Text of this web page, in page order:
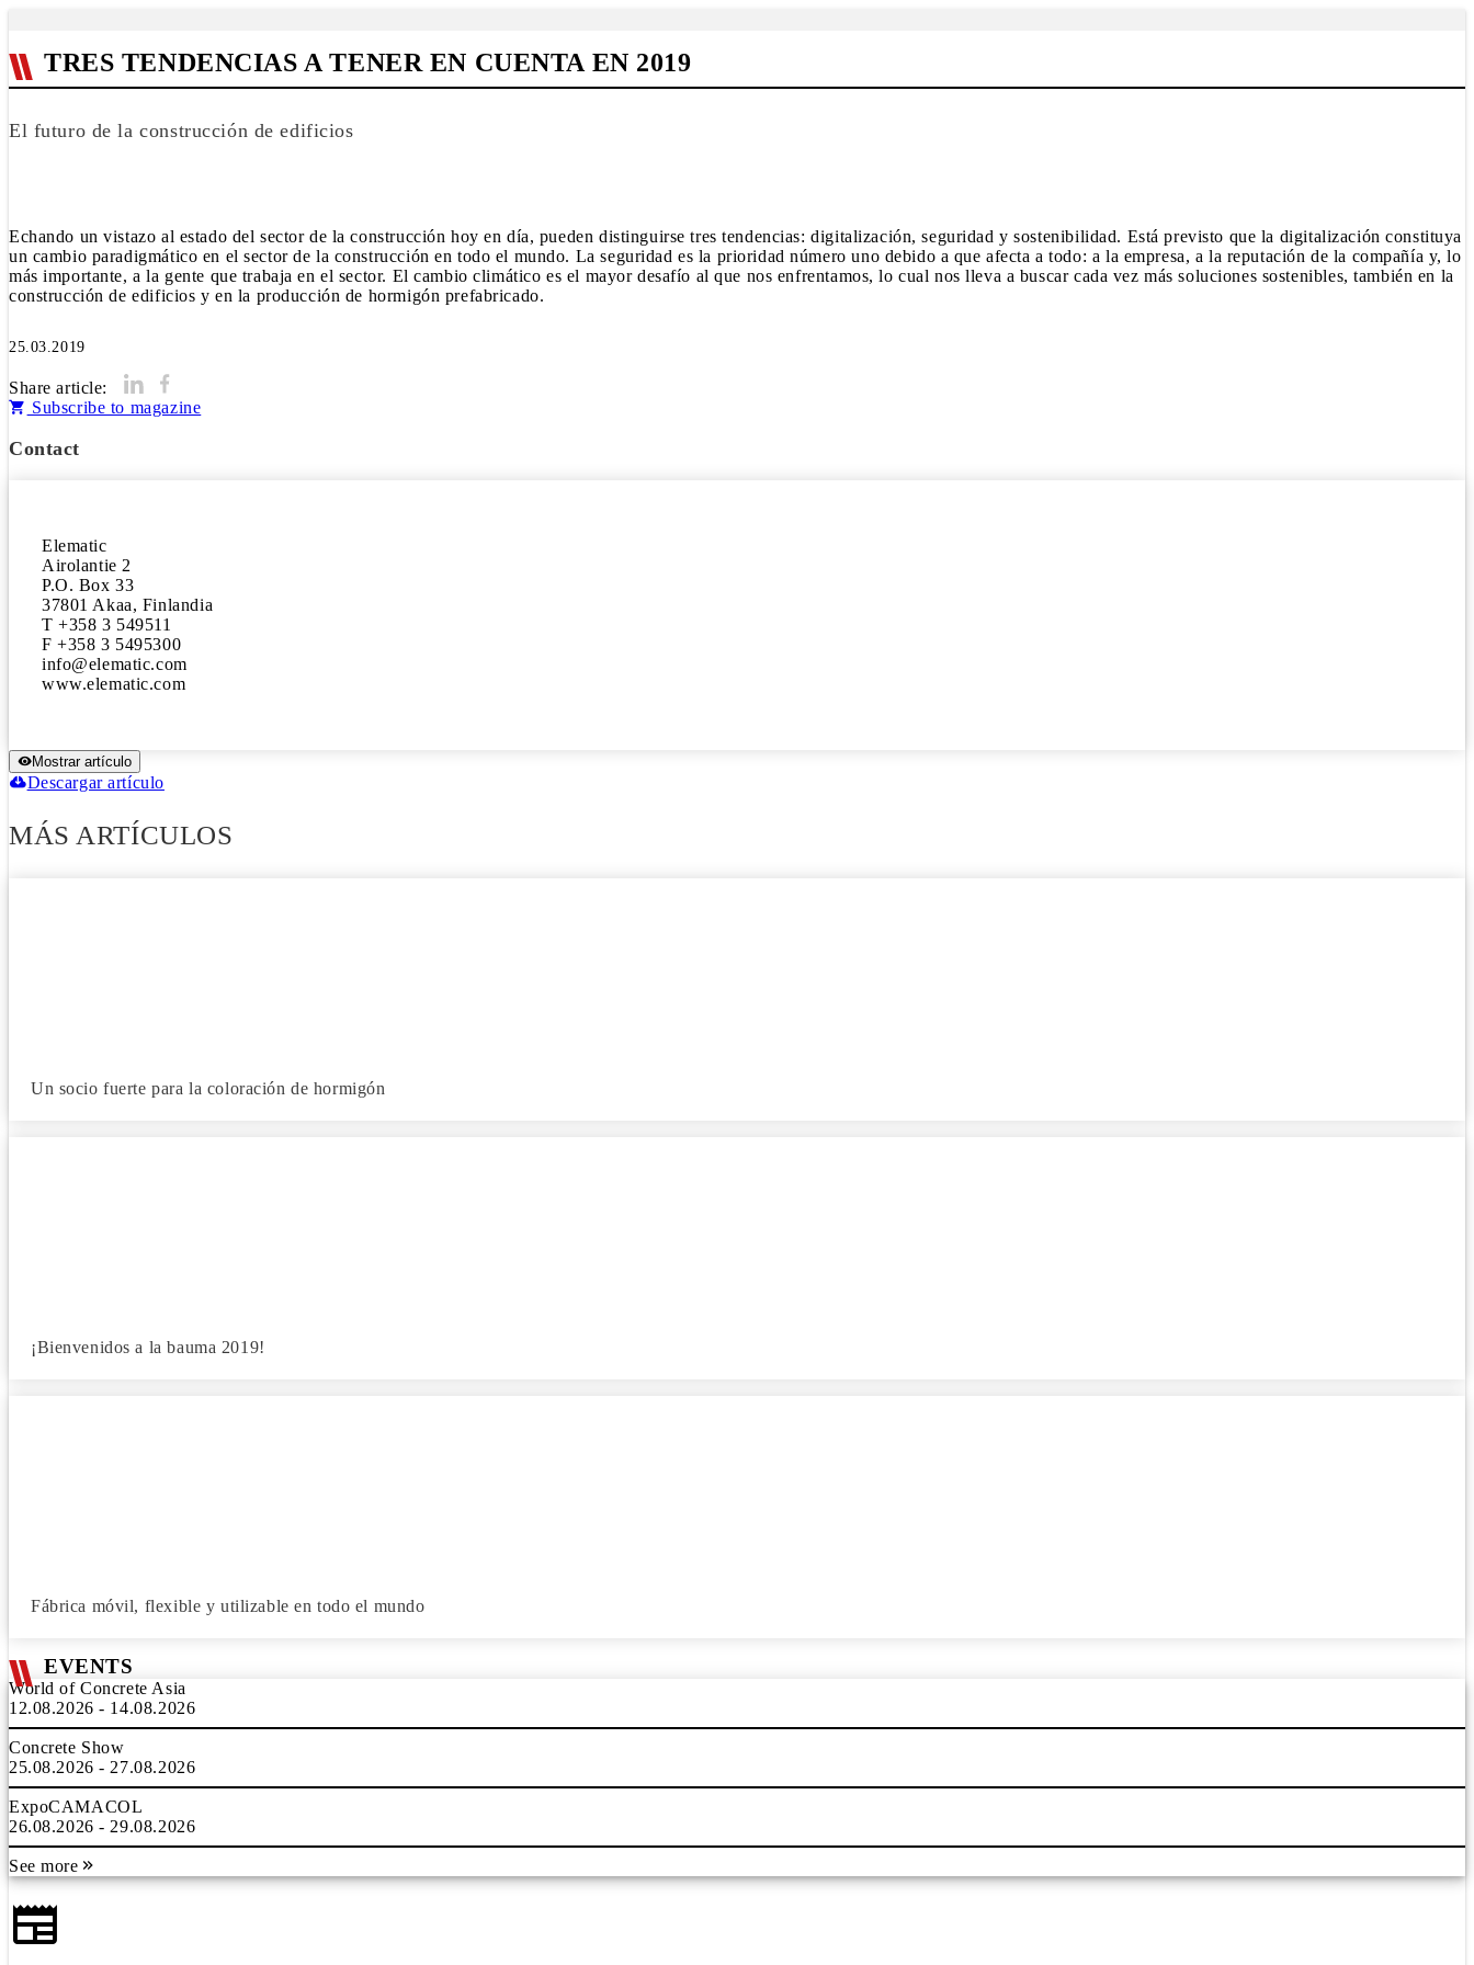
TRES TENDENCIAS A TENER EN CUENTA EN 2019
El futuro de la construcción de edificios
Echando un vistazo al estado del sector de la construcción hoy en día, pueden distinguirse tres tendencias: digitalización, seguridad y sostenibilidad. Está previsto que la digitalización constituya
un cambio paradigmático en el sector de la construcción en todo el mundo. La seguridad es la prioridad número uno debido a que afecta a todo: a la empresa, a la reputación de la compañía y, lo
más importante, a la gente que trabaja en el sector. El cambio climático es el mayor desafío al que nos enfrentamos, lo cual nos lleva a buscar cada vez más soluciones sostenibles, también en la
construcción de edificios y en la producción de hormigón prefabricado.
25.03.2019
Share article:
Subscribe to magazine
Contact
Elematic
Airolantie 2
P.O. Box 33
37801 Akaa, Finlandia
T +358 3 549511
F +358 3 5495300
info@elematic.com
www.elematic.com
Mostrar artículo
Descargar artículo
MÁS ARTÍCULOS
Un socio fuerte para la coloración de hormigón
¡Bienvenidos a la bauma 2019!
Fábrica móvil, flexible y utilizable en todo el mundo
EVENTS
World of Concrete Asia
12.08.2026 - 14.08.2026
Concrete Show
25.08.2026 - 27.08.2026
ExpoCAMACOL
26.08.2026 - 29.08.2026
See more